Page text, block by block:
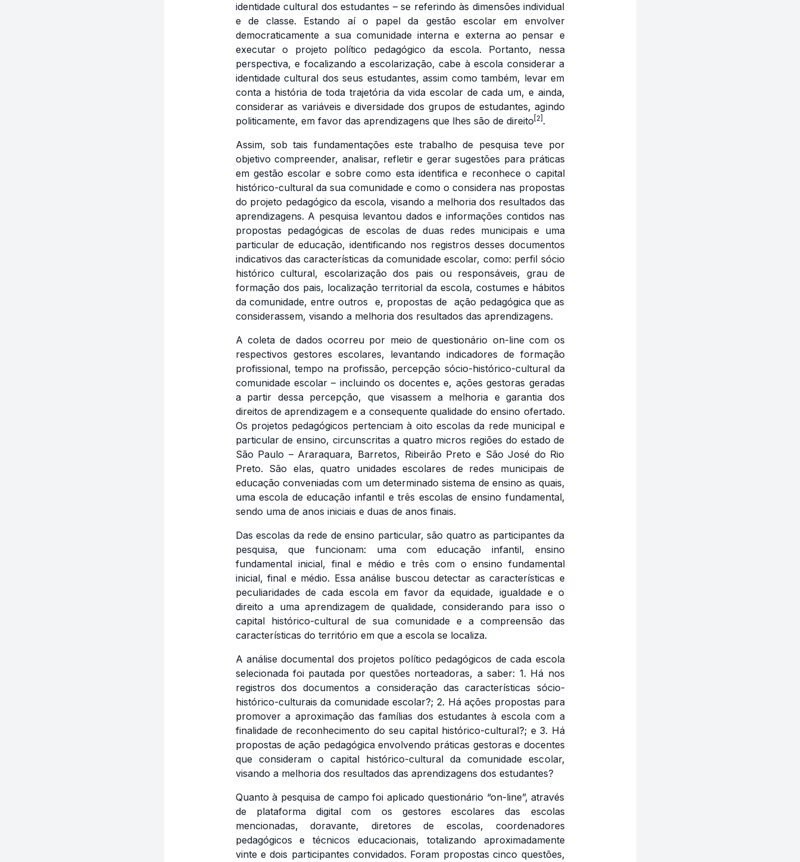
identidade cultural dos estudantes – se referindo às dimensões individual
e de classe. Estando aí o papel da gestão escolar em envolver
democraticamente a sua comunidade interna e externa ao pensar e
executar o projeto político pedagógico da escola. Portanto, nessa
perspectiva, e focalizando a escolarização, cabe à escola considerar a
identidade cultural dos seus estudantes, assim como também, levar em
conta a história de toda trajetória da vida escolar de cada um, e ainda,
considerar as variáveis e diversidade dos grupos de estudantes, agindo
politicamente, em favor das aprendizagens que lhes são de direito [2] .
Assim, sob tais fundamentações este trabalho de pesquisa teve por
objetivo compreender, analisar, refletir e gerar sugestões para práticas
em gestão escolar e sobre como esta identifica e reconhece o capital
histórico-cultural da sua comunidade e como o considera nas propostas
do projeto pedagógico da escola, visando a melhoria dos resultados das
aprendizagens. A pesquisa levantou dados e informações contidos nas
propostas pedagógicas de escolas de duas redes municipais e uma
particular de educação, identificando nos registros desses documentos
indicativos das características da comunidade escolar, como: perfil sócio
histórico cultural, escolarização dos pais ou responsáveis, grau de
formação dos pais, localização territorial da escola, costumes e hábitos
da comunidade, entre outros e, propostas de ação pedagógica que as
considerassem, visando a melhoria dos resultados das aprendizagens.
A coleta de dados ocorreu por meio de questionário on-line com os
respectivos gestores escolares, levantando indicadores de formação
profissional, tempo na profissão, percepção sócio-histórico-cultural da
comunidade escolar – incluindo os docentes e, ações gestoras geradas
a partir dessa percepção, que visassem a melhoria e garantia dos
direitos de aprendizagem e a consequente qualidade do ensino ofertado.
Os projetos pedagógicos pertenciam à oito escolas da rede municipal e
particular de ensino, circunscritas a quatro micros regiões do estado de
São Paulo – Araraquara, Barretos, Ribeirão Preto e São José do Rio
Preto. São elas, quatro unidades escolares de redes municipais de
educação conveniadas com um determinado sistema de ensino as quais,
uma escola de educação infantil e três escolas de ensino fundamental,
sendo uma de anos iniciais e duas de anos finais.
Das escolas da rede de ensino particular, são quatro as participantes da
pesquisa, que funcionam: uma com educação infantil, ensino
fundamental inicial, final e médio e três com o ensino fundamental
inicial, final e médio. Essa análise buscou detectar as características e
peculiaridades de cada escola em favor da equidade, igualdade e o
direito a uma aprendizagem de qualidade, considerando para isso o
capital histórico-cultural de sua comunidade e a compreensão das
características do território em que a escola se localiza.
A análise documental dos projetos político pedagógicos de cada escola
selecionada foi pautada por questões norteadoras, a saber: 1. Há nos
registros dos documentos a consideração das características sócio-
histórico-culturais da comunidade escolar?; 2. Há ações propostas para
promover a aproximação das famílias dos estudantes à escola com a
finalidade de reconhecimento do seu capital histórico-cultural?; e 3. Há
propostas de ação pedagógica envolvendo práticas gestoras e docentes
que consideram o capital histórico-cultural da comunidade escolar,
visando a melhoria dos resultados das aprendizagens dos estudantes?
Quanto à pesquisa de campo foi aplicado questionário “on-line”, através
de plataforma digital com os gestores escolares das escolas
mencionadas, doravante, diretores de escolas, coordenadores
pedagógicos e técnicos educacionais, totalizando aproximadamente
vinte e dois participantes convidados. Foram propostas cinco questões,